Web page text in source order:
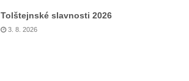
Tolštejnské slavnosti 2026
3. 8. 2026